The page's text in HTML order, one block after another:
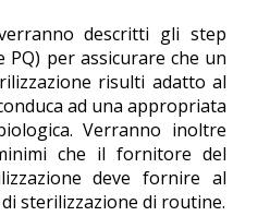
descritti gli step
PQ) per assicurare che un
risulti adatto al
ad una appropriata
Verranno inoltre
che il fornitore del
deve fornire al
sterilizzazione di routine.